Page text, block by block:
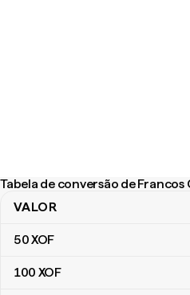
Tabela de conversão de Francos
Tabela de conversão de Francos
VALOR
50XOF
100 XOF